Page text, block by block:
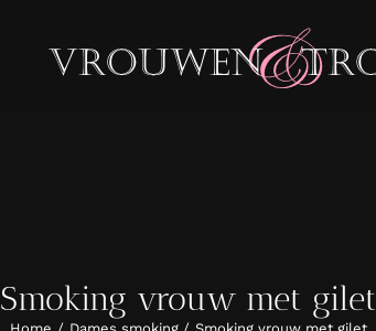
Smoking vrouw met gilet
Home Dames smoking Smoking vrouw met gilet